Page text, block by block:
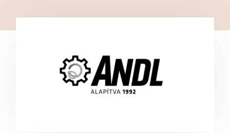
NYEREMÉNYJÁTÉK / REGISZTRÁCIÓ